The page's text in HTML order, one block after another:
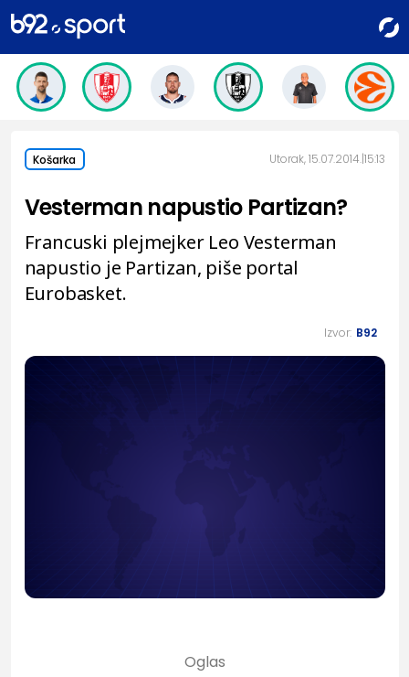
Košarka Utorak, 15.07.2014. 15:13
Vesterman napustio Partizan?
Francuski plejmejker Leo Vesterman
napustio je Partizan, piše portal
Eurobasket.
Izvor: B92